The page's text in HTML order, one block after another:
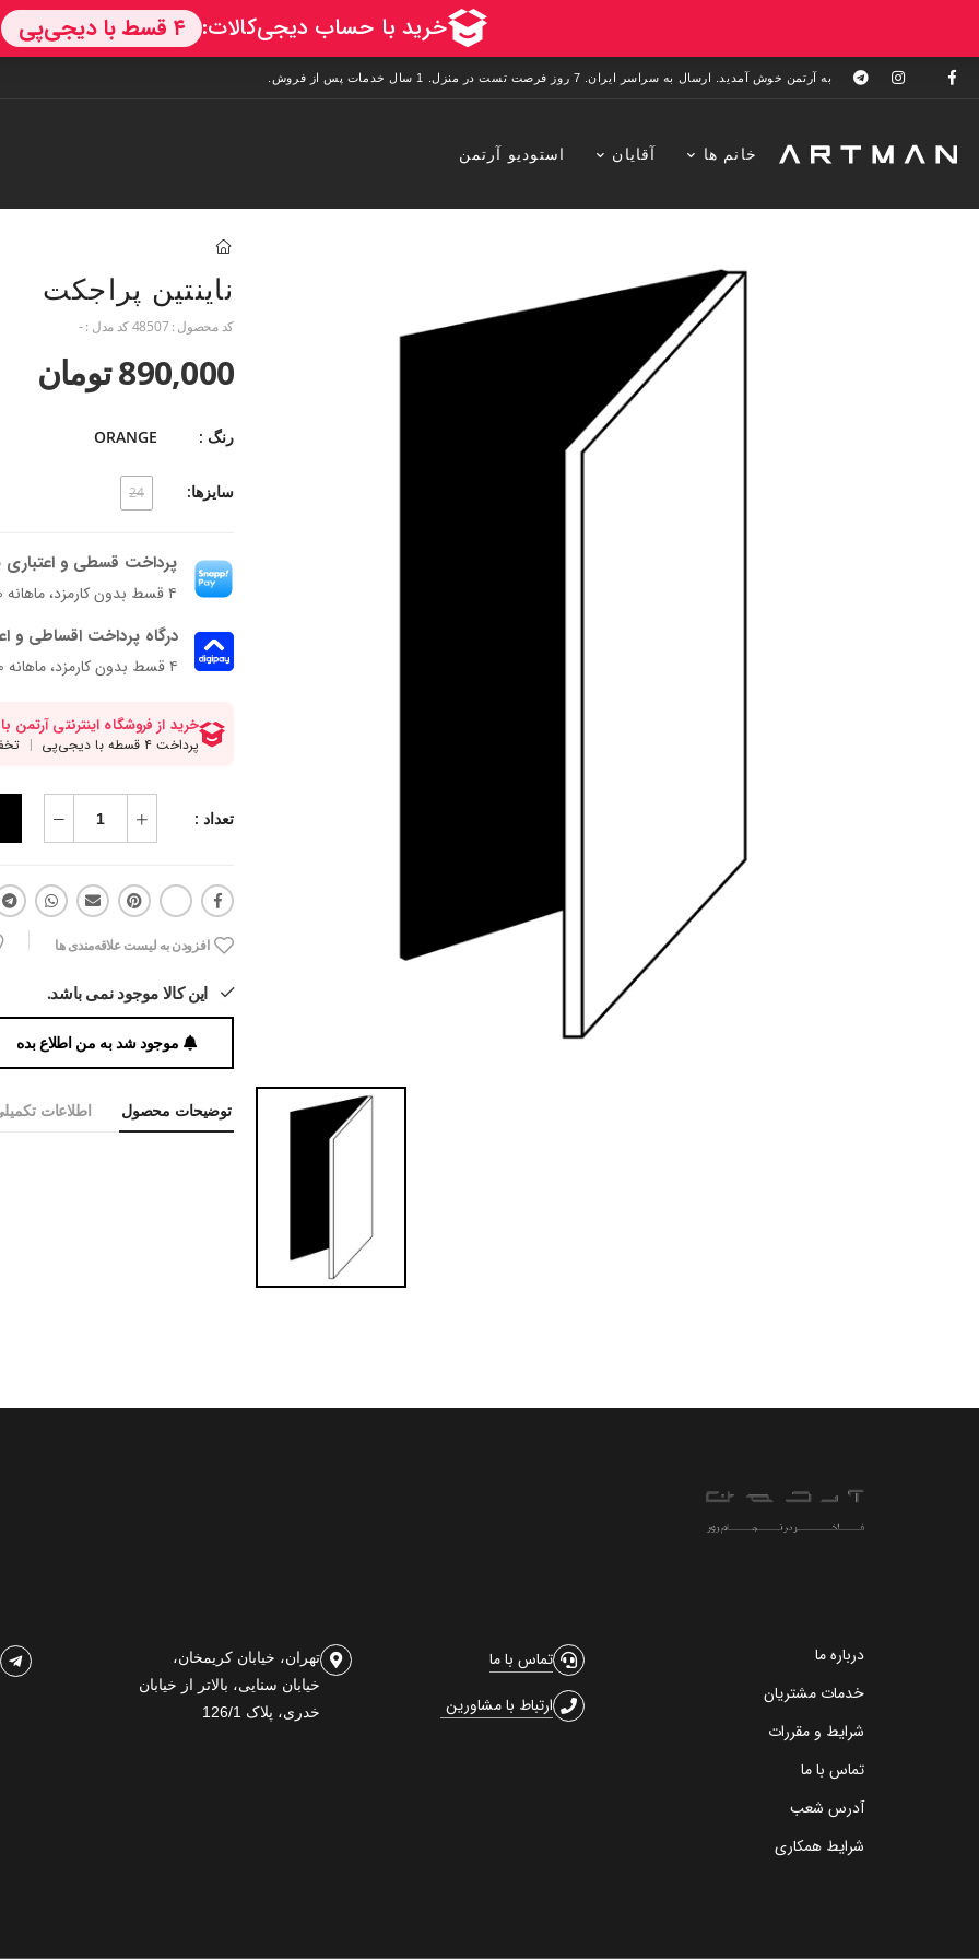
به آرتمن خوش آمدید. ارسال به سراسر ایران. 7 روز فرصت تست در منزل. 1 سال خدمات پس از فروش.
خانم ها آقایان استودیو آرتمن
ناینتین پراجکت
کد محصول :48507کد مدل :-
890,000 تومان
رنگ : ORANGE
سایزها: 24
پرداخت قسطی و اعتباری
۴ قسط بدون کارمزد، ماهانه ۲۲۲٬۵۰۰ تومان
درگاه پرداخت اقساطی و
۴ قسط بدون کارمزد، ماهانه 222,500 تومان
تعداد :
افزودن به لیست علاقه‌مندی ها
این کالا موجود نمی باشد.
موجود شد به من اطلاع بده
توضیحات محصول اطلاعات
درباره ما
خدمات مشتریان
شرایط و مقررات
تماس با ما
آدرس شعب
شرایط همکاری
تماس با ما
ارتباط با مشاورین
تهران، خیابان کریمخان،
خیابان سنایی، بالاتر از خیابان
خدری، پلاک 126/1